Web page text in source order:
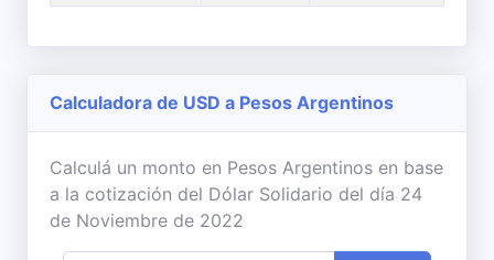
Calculadora de USD a Pesos Argentinos
Calculá un monto en Pesos Argentinos en base
a la cotización del Dólar Solidario del día 24
de Noviembre de 2022